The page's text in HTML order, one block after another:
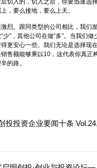
切入的，切入之后，你要迅速选
，要么接地，要么上天。
烈。跟同类型的公司相比，我们
少”，其他公司在做“多”。当我们
更安心一些。我们无论是选择现
售额能够乘以10，这代表你真正
的路。
投投资企业要闻十条